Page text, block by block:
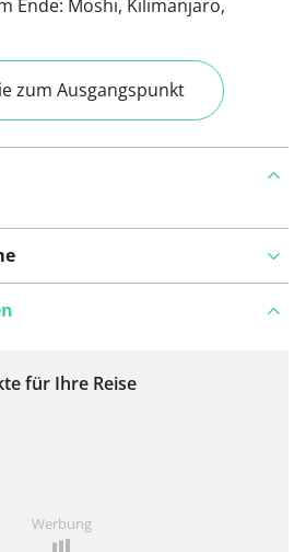
Ende: Moshi, Kilimanjaro,
zum Ausgangspunkt
für Ihre Reise
Werbung